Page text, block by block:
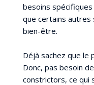
besoins
que certains
bien-être.
Déjà sachez que le
Donc, pas besoin
constrictors, ce qui